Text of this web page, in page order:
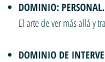
DOMINIO: PERSONAL.
El arte de ver más allá y
DOMINIO DE